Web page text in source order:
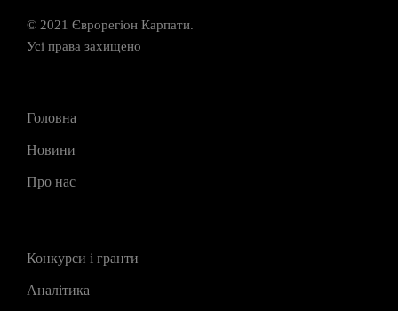
© 2021 Єврорегіон Карпати.
Усі права захищено
Головна
Новини
Про нас
Конкурси і гранти
Аналітика